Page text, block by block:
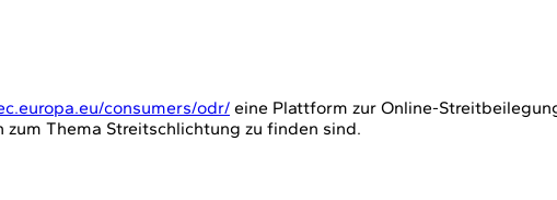
consumers/odr/ eine Plattform zur Online-
Thema Streitschlichtung zu finden sind.